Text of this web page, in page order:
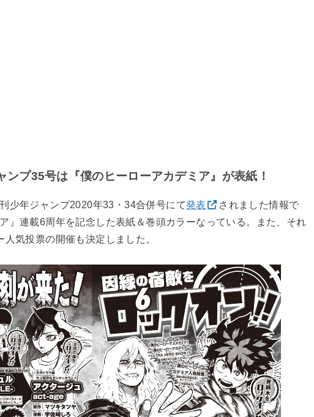
ンプ35号は『僕のヒーローアカデミア』が表紙！
少年ジャンプ2020年33・34合併号にて発表
されました情報で
』連載6周年を記念した表紙＆巻頭カラーなっている。また、それ
気投票の開催も決定しました。